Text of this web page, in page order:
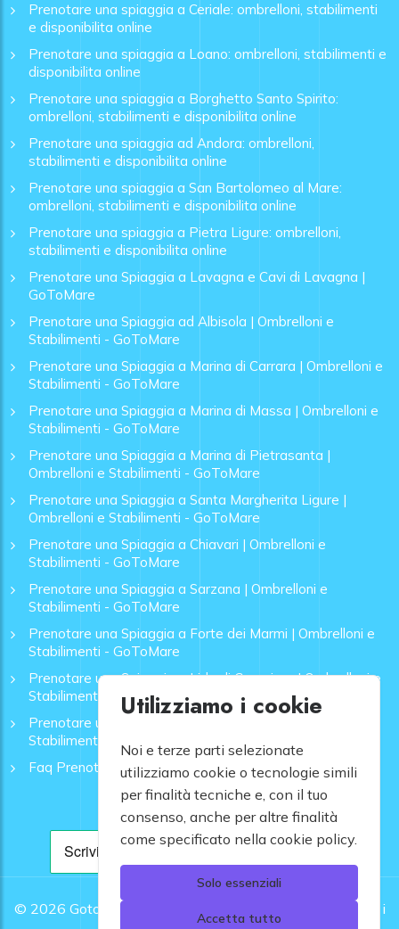
Prenotare una spiaggia a Ceriale: ombrelloni, stabilimenti
e disponibilita online
Prenotare una spiaggia a Loano: ombrelloni, stabilimenti e
disponibilita online
Prenotare una spiaggia a Borghetto Santo Spirito:
ombrelloni, stabilimenti e disponibilita online
Prenotare una spiaggia ad Andora: ombrelloni,
stabilimenti e disponibilita online
Prenotare una spiaggia a San Bartolomeo al Mare:
ombrelloni, stabilimenti e disponibilita online
Prenotare una spiaggia a Pietra Ligure: ombrelloni,
stabilimenti e disponibilita online
Prenotare una Spiaggia a Lavagna e Cavi di Lavagna |
GoToMare
Prenotare una Spiaggia ad Albisola | Ombrelloni e
Stabilimenti - GoToMare
Prenotare una Spiaggia a Marina di Carrara | Ombrelloni e
Stabilimenti - GoToMare
Prenotare una Spiaggia a Marina di Massa | Ombrelloni e
Stabilimenti - GoToMare
Prenotare una Spiaggia a Marina di Pietrasanta |
Ombrelloni e Stabilimenti - GoToMare
Prenotare una Spiaggia a Santa Margherita Ligure |
Ombrelloni e Stabilimenti - GoToMare
Prenotare una Spiaggia a Chiavari | Ombrelloni e
Stabilimenti - GoToMare
Prenotare una Spiaggia a Sarzana | Ombrelloni e
Stabilimenti - GoToMare
Prenotare una Spiaggia a Forte dei Marmi | Ombrelloni e
Stabilimenti - GoToMare
Prenotare una Spiaggia a Lido di Camaiore | Ombrelloni e
Stabilimenti - GoToMare
Prenotare una Spiaggia a Rapallo | Ombrelloni e
Stabilimenti - GoToMare
Faq Prenotazione Spiagge
© 2026 Gotomare srl - Partita IVA 12948810960 .
Tutti i
Utilizziamo i cookie
Noi e terze parti selezionate
utilizziamo cookie o tecnologie simili
per finalità tecniche e, con il tuo
consenso, anche per altre finalità
come specificato nella cookie policy.
Solo essenziali
Accetta tutto